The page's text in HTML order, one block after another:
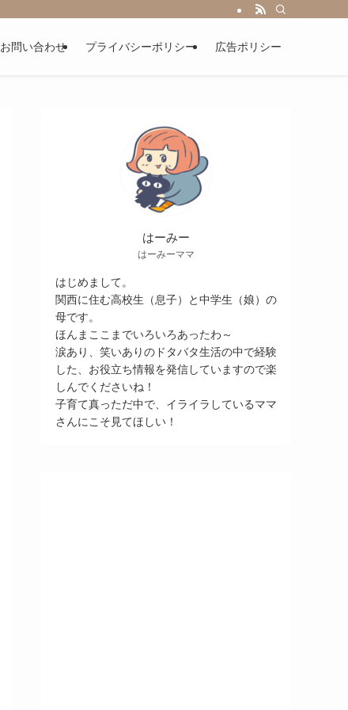
お問い合わせ プライバシーポリシー 広告ポリシー
はーみー
はーみーママ
はじめまして。
関西に住む高校生（息子）と中学生（娘）の
母です。
ほんまここまでいろいろあったわ～
涙あり、笑いありのドタバタ生活の中で経験
した、お役立ち情報を発信していますので楽
しんでくださいね！
子育て真っただ中で、イライラしているママ
さんにこそ見てほしい！